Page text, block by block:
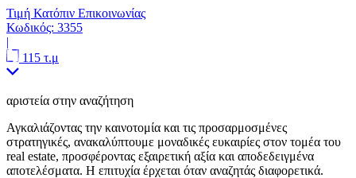
Τιμή Κατόπιν Επικοινωνίας
Κωδικός: 3355
|
115 τ.μ
αριστεία στην αναζήτηση
Αγκαλιάζοντας την καινοτομία και τις προσαρμοσμένες
στρατηγικές, ανακαλύπτουμε μοναδικές ευκαιρίες στον τομέα του
real estate, προσφέροντας εξαιρετική αξία και αποδεδειγμένα
αποτελέσματα. Η επιτυχία έρχεται όταν αναζητάς διαφορετικά.